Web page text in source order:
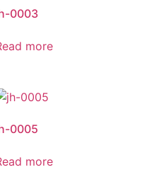
0003
more
0005
more